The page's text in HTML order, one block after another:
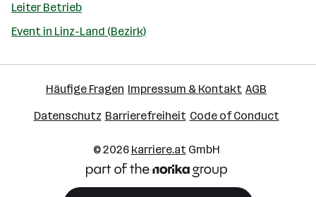
Leiter Betrieb
Event in Linz-Land (Bezirk)
Häufige Fragen Impressum & Kontakt AGB
Datenschutz Barrierefreiheit Code of Conduct
© 2026 karriere.atGmbH